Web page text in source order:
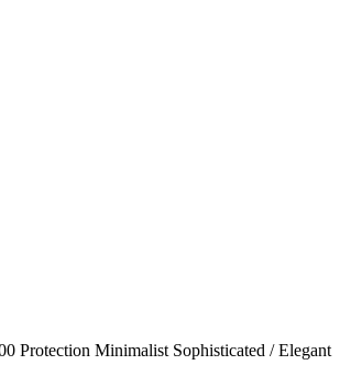
Protection Minimalist Sophisticated / Elegant